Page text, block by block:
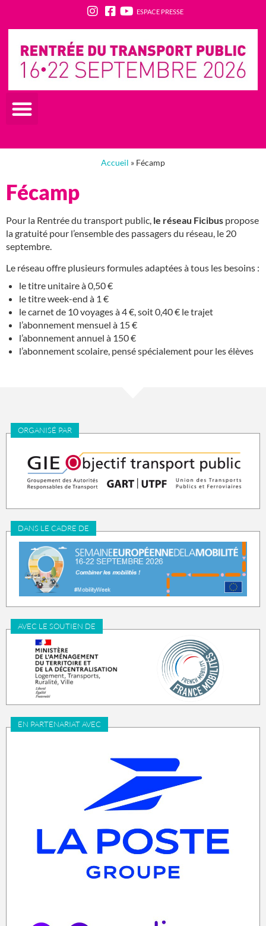
ESPACE PRESSE
Accueil » Fécamp
Fécamp
Pour la Rentrée du transport public, le réseau Ficibus propose
la gratuité pour l’ensemble des passagers du réseau, le 20
septembre.
Le réseau offre plusieurs formules adaptées à tous les besoins :
le titre unitaire à 0,50 €
le titre week-end à 1 €
le carnet de 10 voyages à 4 €, soit 0,40 € le trajet
l’abonnement mensuel à 15 €
l’abonnement annuel à 150 €
l’abonnement scolaire, pensé spécialement pour les élèves
ORGANISÉ PAR
DANS LE CADRE DE
AVEC LE SOUTIEN DE
EN PARTENARIAT AVEC